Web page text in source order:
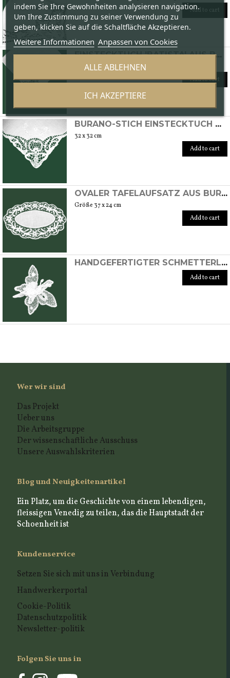
Add to cart
EINSTECKTUCH 'BATISTA' AUS BAUMWOLLE MIT BURANO-STICH-SPITZE
32 x 32 cm
Add to cart
BURANO-STICH EINSTECKTUCH MODELL DAMINA
32 x 32 cm
Add to cart
OVALER TAFELAUFSATZ AUS BURANO-SPITZE
Größe 37 x 24 cm
Add to cart
HANDGEFERTIGTER SCHMETTERLING AUS BURANO-SPITZE
Add to cart
Wer wir sind
Das Projekt
Ueber uns
Die Arbeitsgruppe
Der wissenschaftliche Ausschuss
Unsere Auswahlskriterien
Blog und Neuigkeitenartikel
Ein Platz, um die Geschichte von einem lebendigen,
fleissigen Venedig zu teilen, das die Hauptstadt der
Schoenheit ist
Kundenservice
Setzen Sie sich mit uns in Verbindung
Handwerkerportal
Cookie-Politik
Datenschutzpolitik
Newsletter-politik
Folgen Sie uns in
indem Sie Ihre Gewohnheiten analysieren navigation.
Um Ihre Zustimmung zu seiner Verwendung zu
geben, klicken Sie auf die Schaltfläche Akzeptieren.
Weitere Informationen Anpassen von Cookies
ALLE ABLEHNEN
ICH AKZEPTIERE